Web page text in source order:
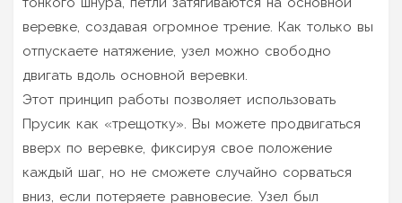
веревке, создавая огромное трение. Как только вы
отпускаете натяжение, узел можно свободно
двигать вдоль основной веревки.
Этот принцип работы позволяет использовать
Прусик как «трещотку». Вы можете продвигаться
вверх по веревке, фиксируя свое положение
каждый шаг, но не сможете случайно сорваться
вниз, если потеряете равновесие. Узел был